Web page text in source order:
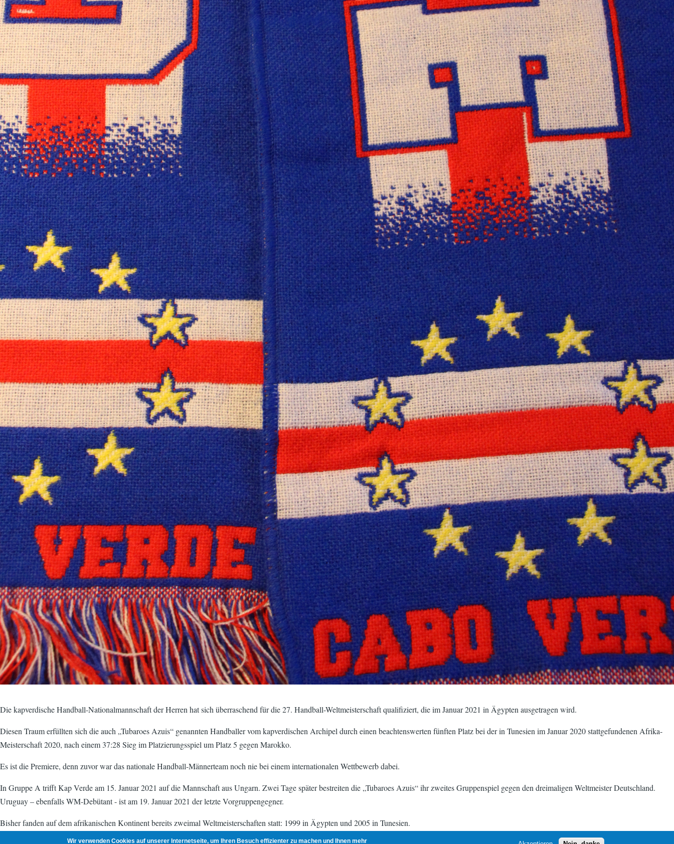
Die kapverdische Handball-Nationalmannschaft der Herren hat sich überraschend für die 27. Handball-Weltmeisterschaft qualifiziert, die im Januar 2021 in Ägypten ausgetragen wird.
Diesen Traum erfüllten sich die auch „Tubaroes Azuis“ genannten Handballer vom kapverdischen Archipel durch einen beachtenswerten fünften Platz bei der in Tunesien im Januar 2020 stattgefundenen Afrika-
Meisterschaft 2020, nach einem 37:28 Sieg im Platzierungsspiel um Platz 5 gegen Marokko.
Es ist die Premiere, denn zuvor war das nationale Handball-Männerteam noch nie bei einem internationalen Wettbewerb dabei.
In Gruppe A trifft Kap Verde am 15. Januar 2021 auf die Mannschaft aus Ungarn. Zwei Tage später bestreiten die „Tubaroes Azuis“ ihr zweites Gruppenspiel gegen den dreimaligen Weltmeister Deutschland.
Uruguay – ebenfalls WM-Debütant - ist am 19. Januar 2021 der letzte Vorgruppengegner.
Bisher fanden auf dem afrikanischen Kontinent bereits zweimal Weltmeisterschaften statt: 1999 in Ägypten und 2005 in Tunesien.
Wir verwenden Cookies auf unserer Internetseite, um Ihren Besuch effizienter zu machen und Ihnen mehr